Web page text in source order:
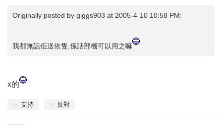
Originally posted by giggs903 at 2005-4-10 10:58 PM:
我都無話佢送依隻,係話部機可以用之嘛
x的
支持 反對